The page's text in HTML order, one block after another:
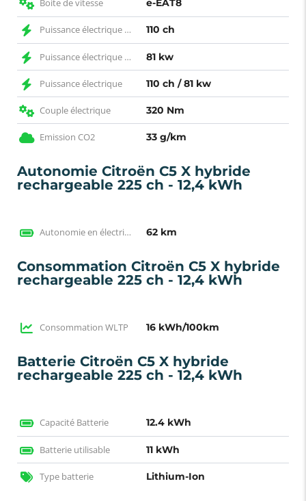
Boite de vitesse e-EAT8
Puissance électrique CH 110 ch
Puissance électrique KW 81 kw
Puissance électrique 110 ch / 81 kw
Couple électrique 320 Nm
Emission CO2 33 g/km
Autonomie Citroën C5 X hybride
rechargeable 225 ch - 12,4 kWh
Autonomie en électrique WLTP 62 km
Consommation Citroën C5 X hybride
rechargeable 225 ch - 12,4 kWh
Consommation WLTP 16 kWh/100km
Batterie Citroën C5 X hybride
rechargeable 225 ch - 12,4 kWh
Capacité Batterie 12.4 kWh
Batterie utilisable 11 kWh
Type batterie Lithium-Ion